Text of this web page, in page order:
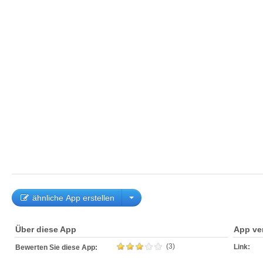
ähnliche App erstellen
Über diese App
Bewerten Sie diese App: (3)
App
Link: